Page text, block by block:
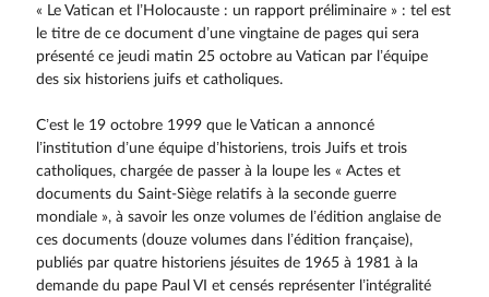
« Le Vatican et l’Holocauste : un rapport préliminaire » : tel est
le titre de ce document d’une ving­taine de pages qui sera
présenté ce jeudi matin 25 octobre au Vatican par l’équipe
des six historiens juifs et catholiques.
C’est le 19 octobre 1999 que le Vatican a annoncé
l’institution d’une équipe d’historiens, trois Juifs et trois
catholiques, chargée de passer à la loupe les « Actes et
documents du Saint-Siège relatifs à la seconde guerre
mondiale », à savoir les onze volumes de l’édition anglaise de
ces documents (douze volumes dans l’édition française),
publiés par quatre historiens jésuites de 1965 à 1981 à la
demande du pape Paul VI et censés représenter l’intégralité